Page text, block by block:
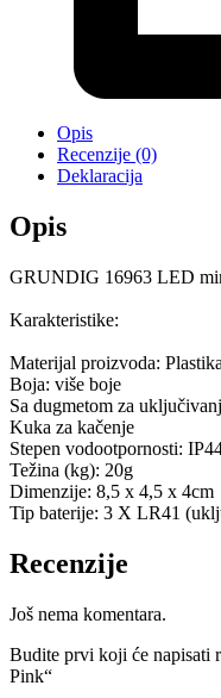
Opis
Recenzije (0)
Deklaracija
Opis
GRUNDIG 16963 LED
Karakteristike:
Materijal proizvoda: Plastika
Boja: više boje
Sa dugmetom za
Kuka za kačenje
Stepen vodootpornosti:
Težina (kg): 20g
Dimenzije: 8,5 x 4,5 x 4cm
Tip baterije: 3 X LR41
Recenzije
Još nema komentara.
Budite prvi koji će napisati
Pink“